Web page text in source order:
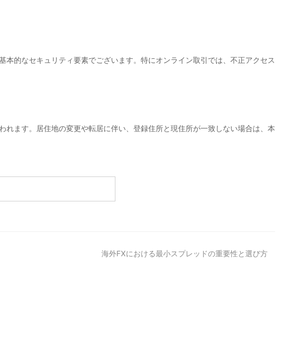
的なセキュリティ要素でございます。特にオンライン取引では、不正アクセス
ます。居住地の変更や転居に伴い、登録住所と現住所が一致しない場合は、本
海外FXにおける最小スプレッドの重要性と選び方